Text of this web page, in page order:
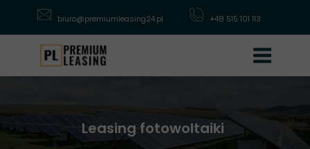
Leasing fotowoltaiki
biuro@premiumleasing24.pl +48 515 101 113